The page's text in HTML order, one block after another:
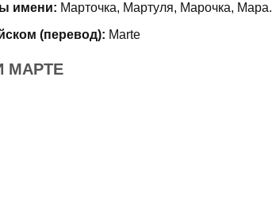
имени: Марточка, Мартуля, Марочка, Мара.
(перевод): Marte
МАРТЕ